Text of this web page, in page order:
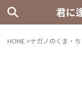
君に
HOME >ナガノのくま・